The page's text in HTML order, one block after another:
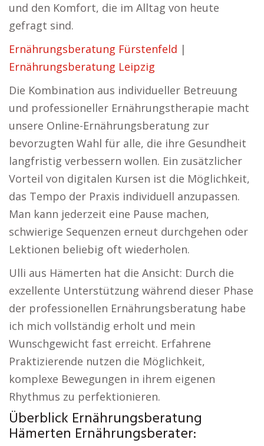
und den Komfort, die im Alltag von heute
gefragt sind.
Ernährungsberatung Fürstenfeld |
Ernährungsberatung Leipzig
Die Kombination aus individueller Betreuung
und professioneller Ernährungstherapie macht
unsere Online-Ernährungsberatung zur
bevorzugten Wahl für alle, die ihre Gesundheit
langfristig verbessern wollen. Ein zusätzlicher
Vorteil von digitalen Kursen ist die Möglichkeit,
das Tempo der Praxis individuell anzupassen.
Man kann jederzeit eine Pause machen,
schwierige Sequenzen erneut durchgehen oder
Lektionen beliebig oft wiederholen.
Ulli aus Hämerten hat die Ansicht: Durch die
exzellente Unterstützung während dieser Phase
der professionellen Ernährungsberatung habe
ich mich vollständig erholt und mein
Wunschgewicht fast erreicht. Erfahrene
Praktizierende nutzen die Möglichkeit,
komplexe Bewegungen in ihrem eigenen
Rhythmus zu perfektionieren.
Überblick Ernährungsberatung
Hämerten Ernährungsberater: